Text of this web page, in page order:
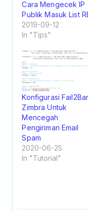
Cara Mengecek IP
Publik Masuk List
2019-09-12
In "Tips"
Konfigurasi
Zimbra Untuk
Mencegah
Pengiriman Email
Spam
2020-06-25
In "Tutorial"